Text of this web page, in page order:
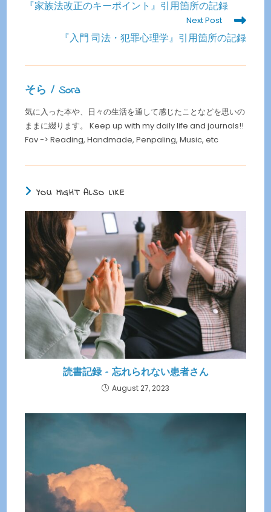
articles
『家族法改正のキーポイント』引用箇所の記録
Next Post
『入門 司法・犯罪心理学』引用箇所の記録
そら / Sora
気に入った本や、日々の生活を通して感じたことなどを思いの
ままに綴ります。 Keep up with my daily life and journals!!
Fav -> Reading, Handmade, Penpaling, Music, etc
YOU MIGHT ALSO LIKE
読書記録 – 忘れられない患者さん
August 27, 2023